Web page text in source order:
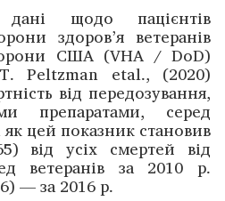
дані щодо пацієнтів
здоров’я ветеранів
США (VHA / DoD)
Peltzman etal., (2020)
від передозування,
препаратами, серед
цей показник становив
від усіх смертей від
ветеранів за 2010 р.
— за 2016 р.